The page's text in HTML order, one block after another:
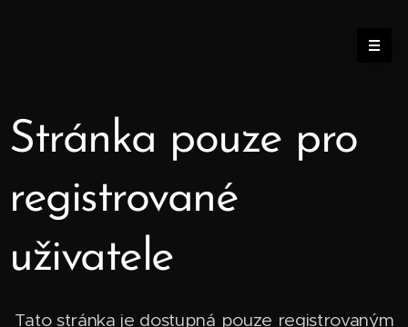
Stránka pouze pro
registrované
uživatele
Tato stránka je dostupná pouze registrovaným